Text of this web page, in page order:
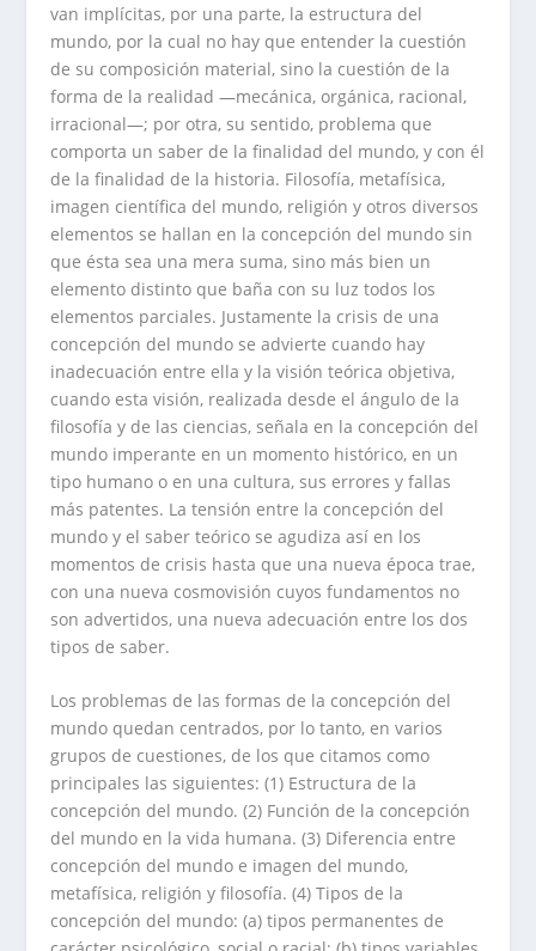
van implícitas, por una parte, la estructura del
mundo, por la cual no hay que entender la cuestión
de su composición material, sino la cuestión de la
forma de la realidad —mecánica, orgánica, racional,
irracional—; por otra, su sentido, problema que
comporta un saber de la finalidad del mundo, y con él
de la finalidad de la historia. Filosofía, metafísica,
imagen científica del mundo, religión y otros diversos
elementos se hallan en la concepción del mundo sin
que ésta sea una mera suma, sino más bien un
elemento distinto que baña con su luz todos los
elementos parciales. Justamente la crisis de una
concepción del mundo se advierte cuando hay
inadecuación entre ella y la visión teórica objetiva,
cuando esta visión, realizada desde el ángulo de la
filosofía y de las ciencias, señala en la concepción del
mundo imperante en un momento histórico, en un
tipo humano o en una cultura, sus errores y fallas
más patentes. La tensión entre la concepción del
mundo y el saber teórico se agudiza así en los
momentos de crisis hasta que una nueva época trae,
con una nueva cosmovisión cuyos fundamentos no
son advertidos, una nueva adecuación entre los dos
tipos de saber.
Los problemas de las formas de la concepción del
mundo quedan centrados, por lo tanto, en varios
grupos de cuestiones, de los que citamos como
principales las siguientes: (1) Estructura de la
concepción del mundo. (2) Función de la concepción
del mundo en la vida humana. (3) Diferencia entre
concepción del mundo e imagen del mundo,
metafísica, religión y filosofía. (4) Tipos de la
concepción del mundo: (a) tipos permanentes de